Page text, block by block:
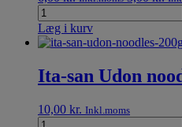
Læg i kurv
Ita-san Udon
10,00 kr. Inkl.moms